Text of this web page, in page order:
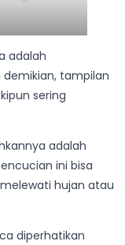
adalah
tampilan
sering
adalah
ini bisa
hujan atau
diperhatikan